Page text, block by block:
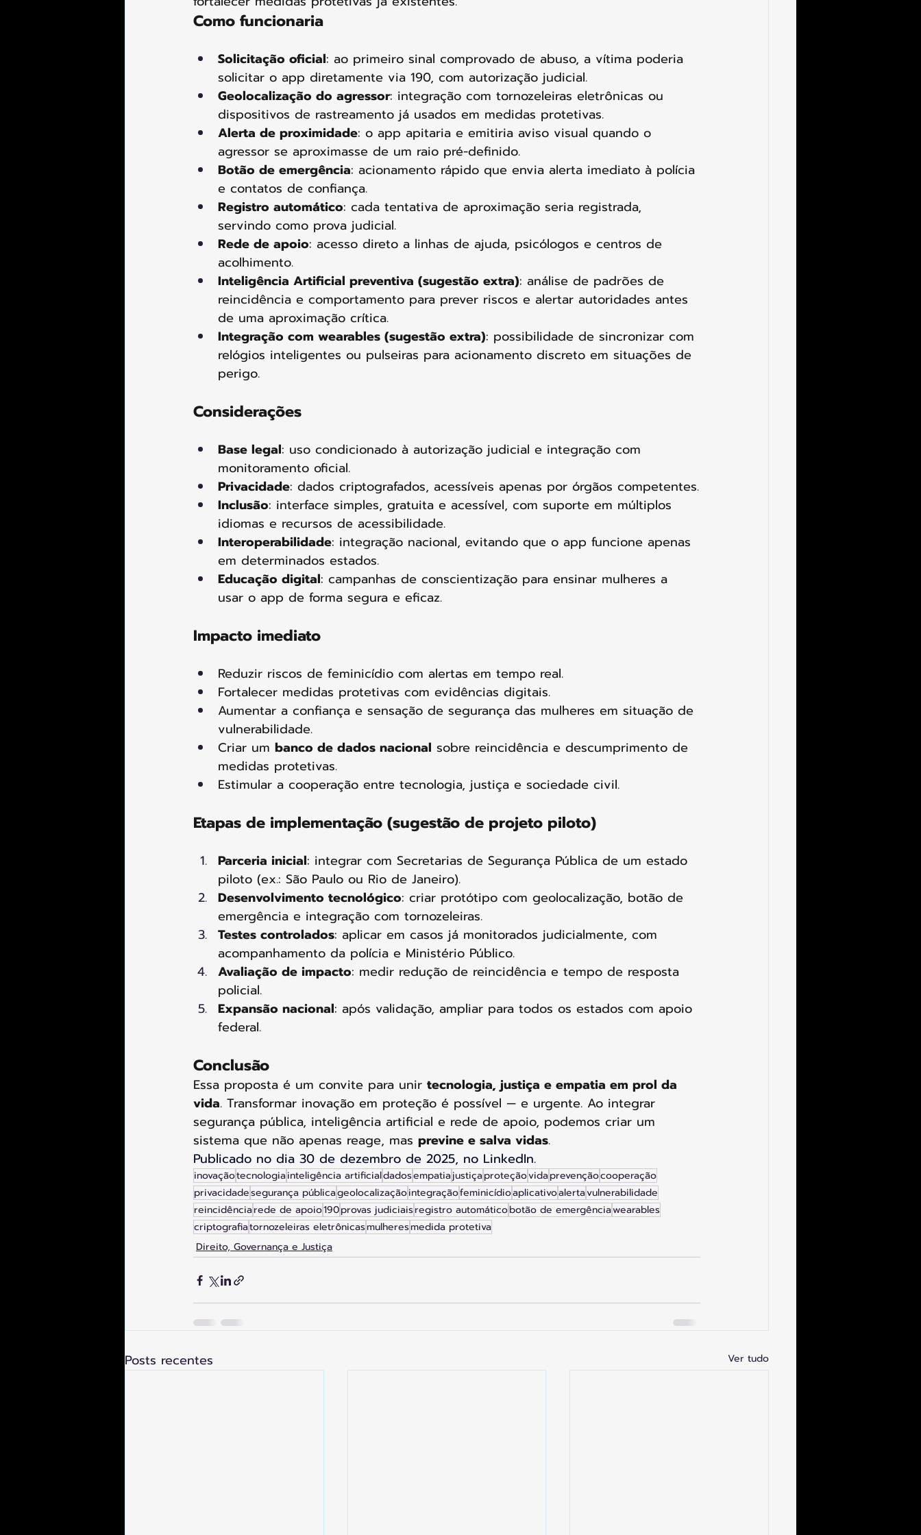
Como funcionaria
Solicitação oficial: ao primeiro sinal comprovado de abuso, a vítima poderia
solicitar o app diretamente via 190, com autorização judicial.
Geolocalização do agressor: integração com tornozeleiras eletrônicas ou
dispositivos de rastreamento já usados em medidas protetivas.
Alerta de proximidade: o app apitaria e emitiria aviso visual quando o
agressor se aproximasse de um raio pré-definido.
Botão de emergência: acionamento rápido que envia alerta imediato à polícia
e contatos de confiança.
Registro automático: cada tentativa de aproximação seria registrada,
servindo como prova judicial.
Rede de apoio: acesso direto a linhas de ajuda, psicólogos e centros de
acolhimento.
Inteligência Artificial preventiva (sugestão extra): análise de padrões de
reincidência e comportamento para prever riscos e alertar autoridades antes
de uma aproximação crítica.
Integração com wearables (sugestão extra): possibilidade de sincronizar com
relógios inteligentes ou pulseiras para acionamento discreto em situações de
perigo.
Considerações
Base legal: uso condicionado à autorização judicial e integração com
monitoramento oficial.
Privacidade: dados criptografados, acessíveis apenas por órgãos competentes.
Inclusão: interface simples, gratuita e acessível, com suporte em múltiplos
idiomas e recursos de acessibilidade.
Interoperabilidade: integração nacional, evitando que o app funcione apenas
em determinados estados.
Educação digital: campanhas de conscientização para ensinar mulheres a
usar o app de forma segura e eficaz.
Impacto imediato
Reduzir riscos de feminicídio com alertas em tempo real.
Fortalecer medidas protetivas com evidências digitais.
Aumentar a confiança e sensação de segurança das mulheres em situação de
vulnerabilidade.
Criar um banco de dados nacional sobre reincidência e descumprimento de
medidas protetivas.
Estimular a cooperação entre tecnologia, justiça e sociedade civil.
Etapas de implementação (sugestão de projeto piloto)
Parceria inicial: integrar com Secretarias de Segurança Pública de um estado
piloto (ex.: São Paulo ou Rio de Janeiro).
Desenvolvimento tecnológico: criar protótipo com geolocalização, botão de
emergência e integração com tornozeleiras.
Testes controlados: aplicar em casos já monitorados judicialmente, com
acompanhamento da polícia e Ministério Público.
Avaliação de impacto: medir redução de reincidência e tempo de resposta
policial.
Expansão nacional: após validação, ampliar para todos os estados com apoio
federal.
Conclusão
Essa proposta é um convite para unir tecnologia, justiça e empatia em prol da
vida. Transformar inovação em proteção é possível — e urgente. Ao integrar
segurança pública, inteligência artificial e rede de apoio, podemos criar um
sistema que não apenas reage, mas previne e salva vidas.
Publicado no dia 30 de dezembro de 2025, no LinkedIn.
inovaçãotecnologiainteligência artificialdadosempatiajustiçaproteçãovidaprevençãocooperação
privacidadesegurança públicageolocalizaçãointegraçãofeminicídioaplicativoalertavulnerabilidade
reincidênciarede de apoio190provas judiciaisregistro automáticobotão de emergênciawearables
criptografiatornozeleiras eletrônicasmulheresmedida protetiva
Direito, Governança e Justiça
Posts recentes Ver tudo